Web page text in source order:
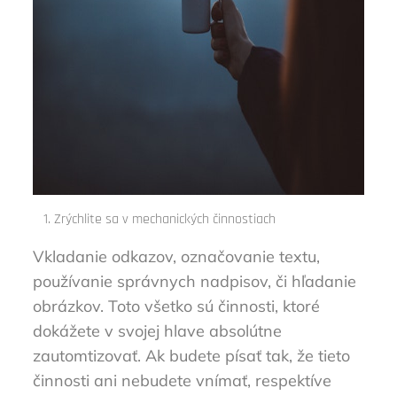
Zrýchlite sa v mechanických činnostiach
Vkladanie odkazov, označovanie textu,
používanie správnych nadpisov, či hľadanie
obrázkov. Toto všetko sú činnosti, ktoré
dokážete v svojej hlave absolútne
zautomtizovať. Ak budete písať tak, že tieto
činnosti ani nebudete vnímať, respektíve